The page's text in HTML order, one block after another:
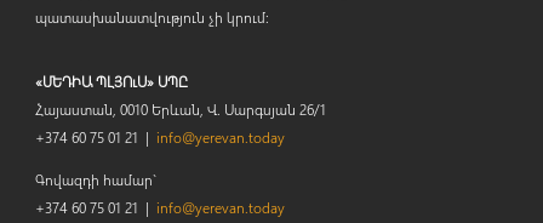
պատասխանատվություն չի կրում:
«ՄԵԴԻԱ ՊԼՅՈւՍ» ՍՊԸ
Հայաստան, 0010 Երևան, Վ. Սարգսյան 26/1
+374 60 75 01 21 | info@yerevan.today
Գովազդի համար`
+374 60 75 01 21 | info@yerevan.today